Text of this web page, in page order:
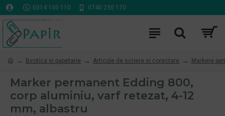
0314 100 110 0740 230 170
Birotica si papetarie Articole de scriere si corectare Markere
Marker permanent Edding 800,
corp aluminiu, varf retezat, 4-12
mm, albastru